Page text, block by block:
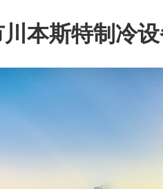
本斯特制冷